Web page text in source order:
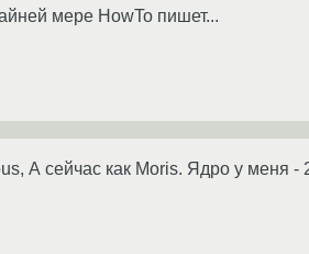
мере HowTo пишет...
А сейчас как Moris. Ядро у меня -